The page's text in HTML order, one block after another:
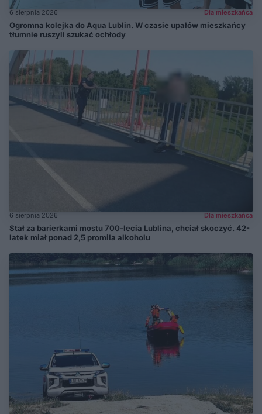
6 sierpnia 2026 Dla mieszkańca
Ogromna kolejka do Aqua Lublin. W czasie upałów mieszkańcy
tłumnie ruszyli szukać ochłody
6 sierpnia 2026 Dla mieszkańca
Stał za barierkami mostu 700-lecia Lublina, chciał skoczyć. 42-
latek miał ponad 2,5 promila alkoholu